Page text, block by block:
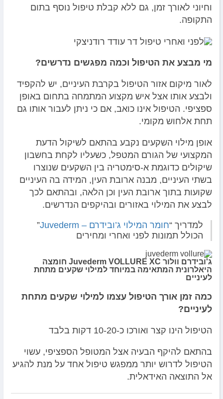
וחיוני לאורך זמן, גם ללא קבלת טיפול נוסף בתום
התקופה.
מי מבצע את הטיפול וכמה מפגשים נדרשים?
לאור מיקום אזור הטיפול בקרבת העיניים, יש להקפיד
ולבצע אותו אצל איש מקצוע המתמחה בתחום באופן
ספציפי. הטיפול אינו כואב, אם כי ניתן לעבור אותו גם
תחת אלחוש מקומי.
אופן מילוי השקעים נקבע בהתאם לשיקול הדעת
המקצועי של הגורם המטפל, כשעליו לקחת בחשבון
שיקולים כדוגמת א-סימטריה בין השקעים שנוצרו
בשתי העיניים, מבנה ארובת העין, המידה בה העיניים
שקועות בתוך ארובת העין וכן הלאה, ובהתאם לכך
לבצע את המילוי באזורים ובהיקפים הנדרשים.
למדריך “חומר המילוי ג’ובידרם – Juvederm
”
הכולל תמונות לפני ואחרי ומחירים
ג'ובידרם וולור Juvederm VOLLURE XC חומצה
היאלרונית המתאימה במיוחד למילוי שקעים מתחת
לעיניים
כמה זמן אורך הטיפול עצמו למילוי שקעים מתחת
לעיניים?
הטיפול הינו קצר ואורכו כ-10-20 דקות בלבד
בהתאם להיקף הבעיה אצל המטופל הספציפי, עשוי
הטיפול לדרוש יותר ממפגש טיפול אחד על מנת להגיע
אל התוצאה האידאלית.